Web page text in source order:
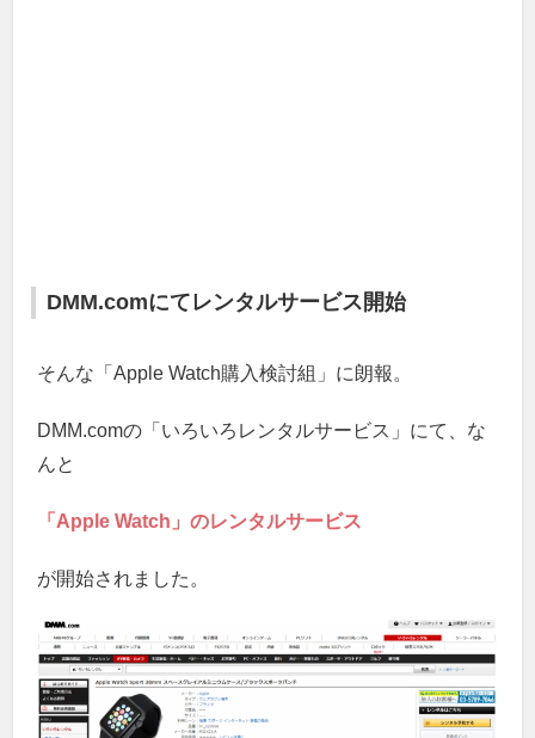
DMM.comにてレンタルサービス開始
そんな「Apple Watch購入検討組」に朗報。
DMM.comの「いろいろレンタルサービス」にて、な
んと
「Apple Watch」のレンタルサービス
が開始されました。